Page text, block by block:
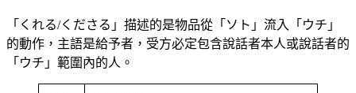
「くれる/くださる」描述的是物品從「ソト」流入「ウチ」
的動作，主語是給予者，受方必定包含說話者本人或說話者的
「ウチ」範圍內的人。